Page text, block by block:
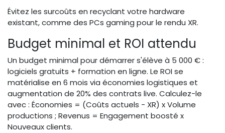
Évitez les surcoûts en recyclant votre hardware
existant, comme des PCs gaming pour le rendu XR.
Budget minimal et ROI attendu
Un budget minimal pour démarrer s'élève à 5 000 € :
logiciels gratuits + formation en ligne. Le ROI se
matérialise en 6 mois via économies logistiques et
augmentation de 20% des contrats live. Calculez-le
avec : Économies = (Coûts actuels - XR) x Volume
productions ; Revenus = Engagement boosté x
Nouveaux clients.